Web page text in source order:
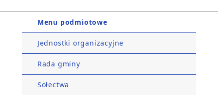
Menu podmiotowe
Jednostki organizacyjne
Rada gminy
Sołectwa